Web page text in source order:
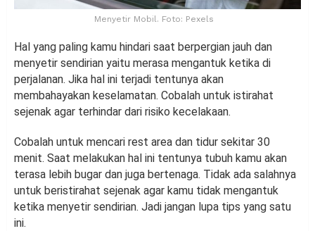
Menyetir Mobil. Foto: Pexels
Hal yang paling kamu hindari saat berpergian jauh dan
menyetir sendirian yaitu merasa mengantuk ketika di
perjalanan. Jika hal ini terjadi tentunya akan
membahayakan keselamatan. Cobalah untuk istirahat
sejenak agar terhindar dari risiko kecelakaan.
Cobalah untuk mencari rest area dan tidur sekitar 30
menit. Saat melakukan hal ini tentunya tubuh kamu akan
terasa lebih bugar dan juga bertenaga. Tidak ada salahnya
untuk beristirahat sejenak agar kamu tidak mengantuk
ketika menyetir sendirian. Jadi jangan lupa tips yang satu
ini.